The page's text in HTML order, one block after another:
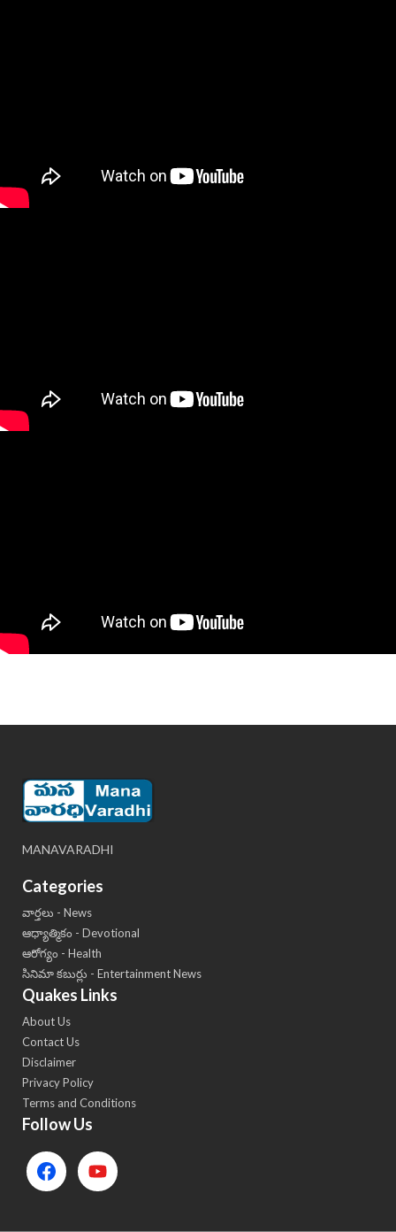
MANAVARADHI
Categories
వార్తలు - News
ఆధ్యాత్మికం - Devotional
ఆరోగ్యం - Health
సినిమా కబుర్లు - Entertainment News
Quakes Links
About Us
Contact Us
Disclaimer
Privacy Policy
Terms and Conditions
Follow Us